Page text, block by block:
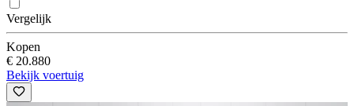
Vergelijk
Kopen
€ 20.880
Bekijk voertuig